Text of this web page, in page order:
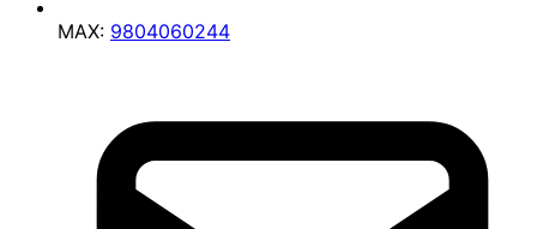
MAX: 9804060244